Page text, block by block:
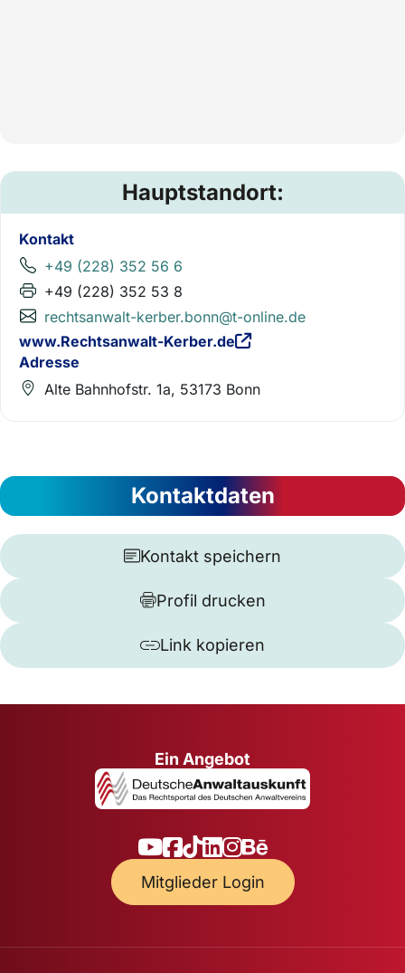
Hauptstandort:
Kontakt
+49 (228) 352 56 6
+49 (228) 352 53 8
rechtsanwalt-kerber.bonn@t-online.de
www.Rechtsanwalt-Kerber.de
Adresse
Alte Bahnhofstr. 1a, 53173 Bonn
Kontaktdaten
Kontakt speichern
Profil drucken
Link kopieren
Ein Angebot
Mitglieder Login